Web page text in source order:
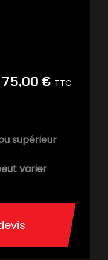
75,00 € TTC
supérieur
varier